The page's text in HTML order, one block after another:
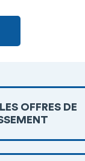
OFFRES DE